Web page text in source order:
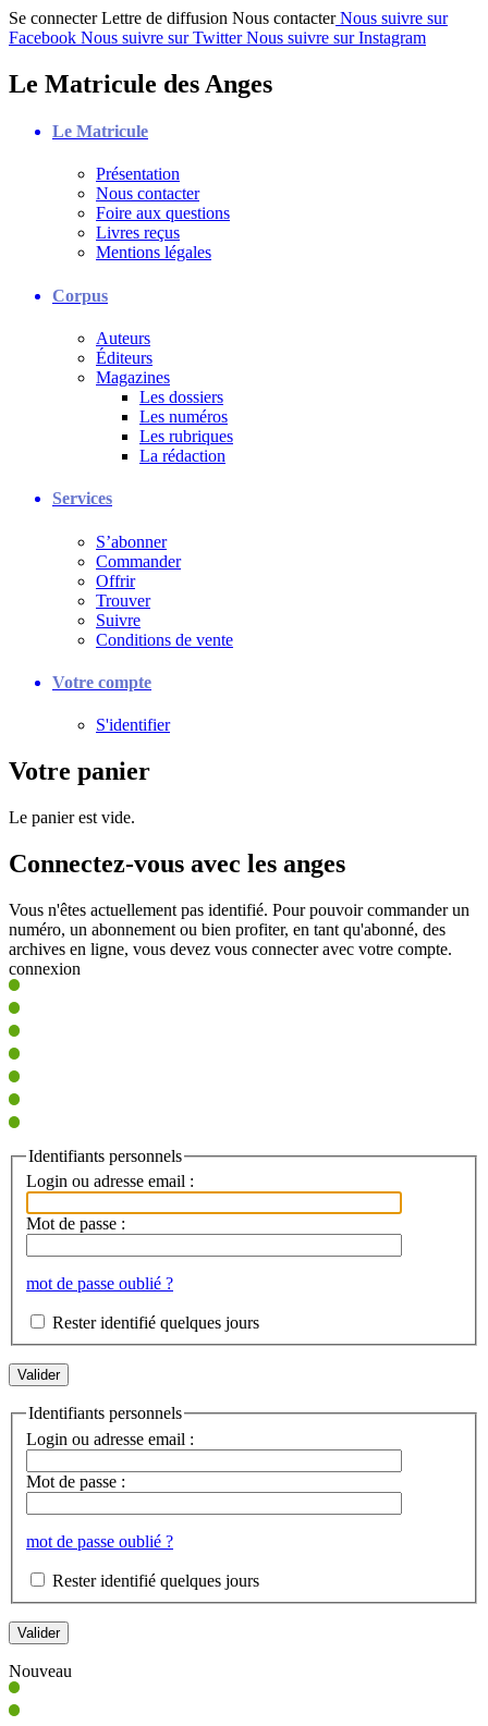
Se connecter Lettre de diffusion Nous contacter Nous suivre sur
Facebook Nous suivre sur Twitter Nous suivre sur Instagram
Le Matricule des Anges
Le Matricule
Présentation
Nous contacter
Foire aux questions
Livres reçus
Mentions légales
Corpus
Auteurs
Éditeurs
Magazines
Les dossiers
Les numéros
Les rubriques
La rédaction
Services
S’abonner
Commander
Offrir
Trouver
Suivre
Conditions de vente
Votre compte
S'identifier
Votre panier
Le panier est vide.
Connectez-vous avec les anges
Vous n'êtes actuellement pas identifié. Pour pouvoir commander un
numéro, un abonnement ou bien profiter, en tant qu'abonné, des
archives en ligne, vous devez vous connecter avec votre compte.
connexion
Identifiants personnels
Login ou adresse email :
Mot de passe :
mot de passe oublié ?
Rester identifié quelques jours
Identifiants personnels
Login ou adresse email :
Mot de passe :
mot de passe oublié ?
Rester identifié quelques jours
Nouveau